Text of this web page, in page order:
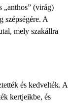
„anthos” (virág)
szépségére. A
mely szakállra
és kedvelték. A
kertjeikbe, és